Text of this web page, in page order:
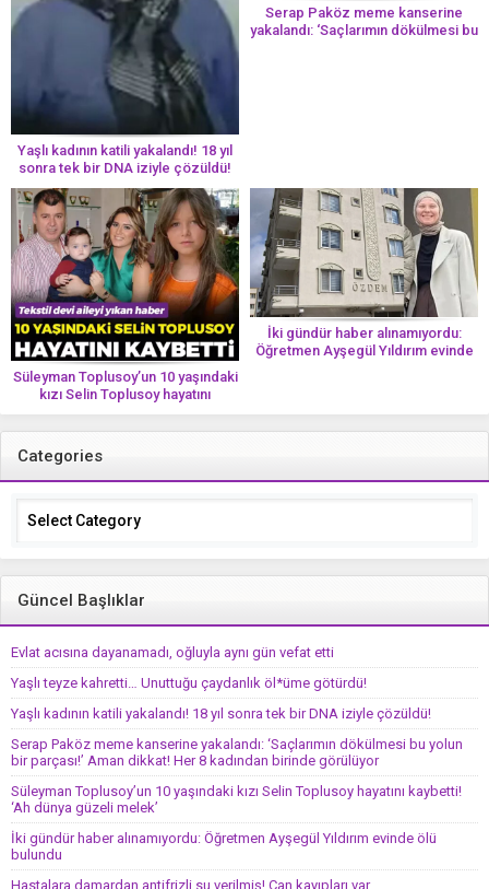
Yaşlı kadının katili yakalandı! 18 yıl
sonra tek bir DNA iziyle çözüldü!
Serap Paköz meme kanserine
yakalandı: ‘Saçlarımın dökülmesi bu
Süleyman Toplusoy’un 10 yaşındaki
kızı Selin Toplusoy hayatını
kaybetti! ‘Ah dünya güzeli melek’
İki gündür haber alınamıyordu:
Öğretmen Ayşegül Yıldırım evinde
Categories
Categories
Güncel Başlıklar
Evlat acısına dayanamadı, oğluyla aynı gün vefat etti
Yaşlı teyze kahretti… Unuttuğu çaydanlık öl*üme götürdü!
Yaşlı kadının katili yakalandı! 18 yıl sonra tek bir DNA iziyle çözüldü!
Serap Paköz meme kanserine yakalandı: ‘Saçlarımın dökülmesi bu yolun
bir parçası!’ Aman dikkat! Her 8 kadından birinde görülüyor
Süleyman Toplusoy’un 10 yaşındaki kızı Selin Toplusoy hayatını kaybetti!
‘Ah dünya güzeli melek’
İki gündür haber alınamıyordu: Öğretmen Ayşegül Yıldırım evinde ölü
bulundu
Hastalara damardan antifrizli su verilmiş! Can kayıpları var